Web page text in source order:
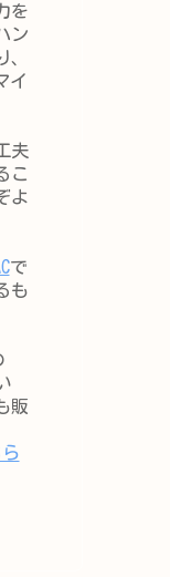
を
ン
イ
夫
こ
よ
で
も
販